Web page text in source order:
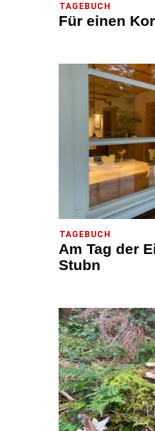
TAGEBUCH
Für einen
TAGEBUCH
Am Tag der
Stubn